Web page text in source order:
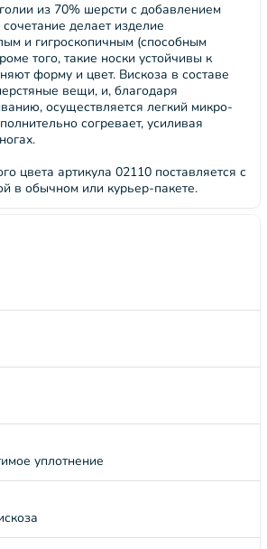
из 70% шерсти с добавлением
делает изделие
и гигроскопичным (способным
того, такие носки устойчивы к
форму и цвет. Вискоза в составе
вещи, и, благодаря
осуществляется легкий микро-
согревает, усиливая
цвета артикула 02110 поставляется с
в обычном или курьер-пакете.
уплотнение